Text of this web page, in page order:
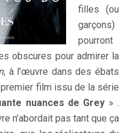
filles (ou
garçons)
pourront
obscures pour admirer la
, à l’œuvre dans des ébats
film issu de la série
nuances de Grey » .
n’abordait pas tant que ça